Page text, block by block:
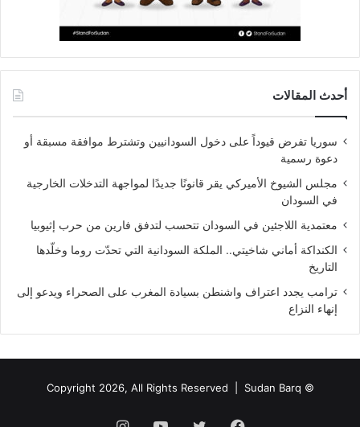
أحدث المقالات
سوريا تفرض قيوداً على دخول السودانيين وتشترط موافقة مسبقة أو
دعوة رسمية
مجلس الشيوخ الأميركي يقر قانونًا جديدًا لمواجهة التدخلات الخارجية
في السودان
معتمدية اللاجئين في السودان تتحسب لتدفق فارين من حرب إثيوبيا
الكنداكة أماني شاخيتي.. الملكة السودانية التي تحدّت روما وخلّدها
التاريخ
ترامب يجدد اعتراف واشنطن بسيادة المغرب على الصحراء ويدعو إلى
إنهاء النزاع
© Copyright 2026, All Rights Reserved |
Sudan Barq